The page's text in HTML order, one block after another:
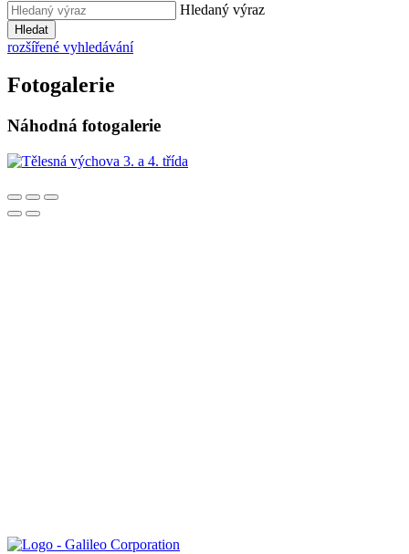
Hledaný výraz
Hledat
rozšířené vyhledávání
Fotogalerie
Náhodná fotogalerie